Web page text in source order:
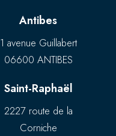
Antibes
1 avenue Guillabert
06600 ANTIBES
Saint-Raphaël
2227 route de la
Corniche